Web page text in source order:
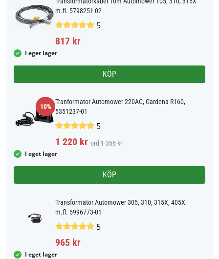
m.fl. 5798251-02
5
817 kr
I eget lager
KÖP
10%
Tranformator Automower 220AC, Gardena R160,
5351237-01
5
1 220 kr ord 1 356 kr
I eget lager
KÖP
Transformator Automower 305, 310, 315X, 405X
m.fl. 5996773-01
5
965 kr
I eget lager